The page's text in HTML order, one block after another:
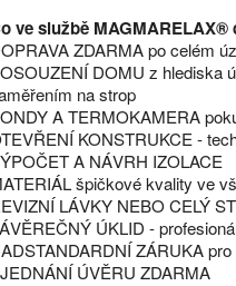
ve službě MAGMARELAX®
ZDARMA po celém
DOMU z hlediska
na strop
A TERMOKAMERA
KONSTRUKCE -
A NÁVRH IZOLACE
špičkové kvality ve
LÁVKY NEBO CELÝ
ÚKLID -
ZÁRUKA
ÚVĚRU ZDARMA